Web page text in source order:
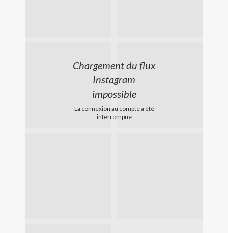
Chargement du flux
Instagram
impossible
La connexion au compte a été
interrompue